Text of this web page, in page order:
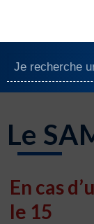
Le
En cas
le 15